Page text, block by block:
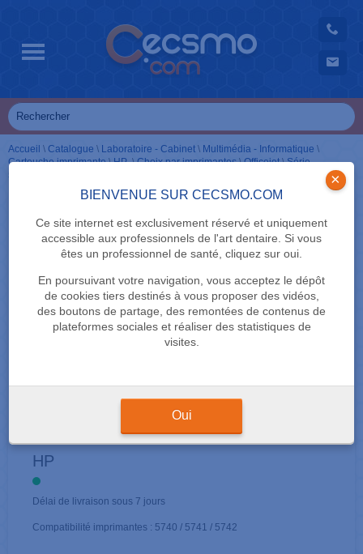
BIENVENUE SUR CECSMO.COM
Ce site internet est exclusivement réservé et uniquement
accessible aux professionnels de l'art dentaire. Si vous
êtes un professionnel de santé, cliquez sur oui.
En poursuivant votre navigation, vous acceptez le dépôt
de cookies tiers destinés à vous proposer des vidéos,
des boutons de partage, des remontées de contenus de
plateformes sociales et réaliser des statistiques de
visites.
×
Oui
Accueil \ Catalogue \ Laboratoire - Cabinet \ Multimédia - Informatique \
Cartouche imprimante\HP\Choix par imprimantes\Officejet\Série
CARTOUCHES NOIR
HP
Délai de livraison sous 7 jours
Compatibilité imprimantes : 5740 / 5741 / 5742